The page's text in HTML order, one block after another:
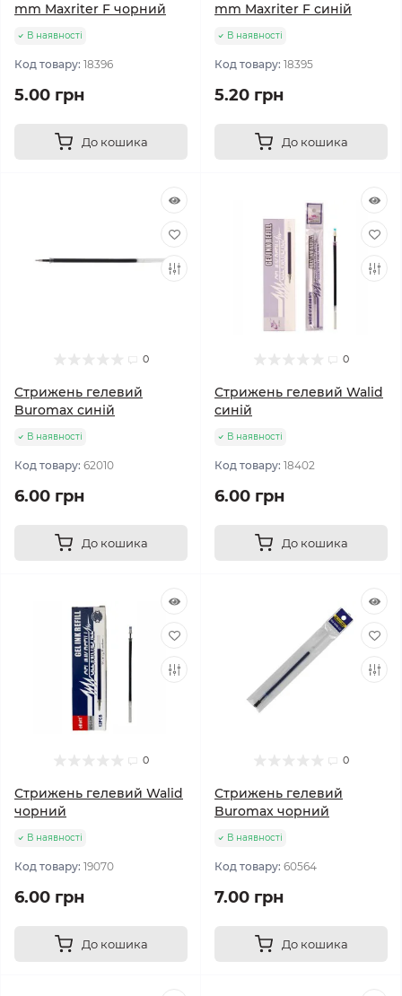
mm Maxriter F чорний
В наявності
Код товару: 18396
5.00 грн
До кошика
mm Maxriter F синій
В наявності
Код товару: 18395
5.20 грн
До кошика
0
Стрижень гелевий
Buromax синій
В наявності
Код товару: 62010
6.00 грн
До кошика
0
Стрижень гелевий Walid
синій
В наявності
Код товару: 18402
6.00 грн
До кошика
0
Стрижень гелевий Walid
чорний
В наявності
Код товару: 19070
6.00 грн
До кошика
0
Стрижень гелевий
Buromax чорний
В наявності
Код товару: 60564
7.00 грн
До кошика